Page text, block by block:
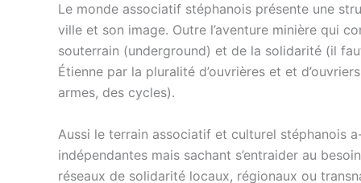
Le monde associatif stéphanois présente une
ville et son image. Outre l’aventure minière qui
souterrain (underground) et de la solidarité (il
Étienne par la pluralité d’ouvrières et et
armes, des cycles).
Aussi le terrain associatif et culturel stéphanois
indépendantes mais sachant s’entraider au
réseaux de solidarité locaux, régionaux ou